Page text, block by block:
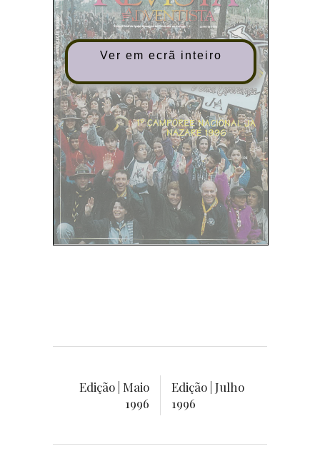
Ver em ecrã inteiro
Edição | Maio
1996
Edição | Julho
1996